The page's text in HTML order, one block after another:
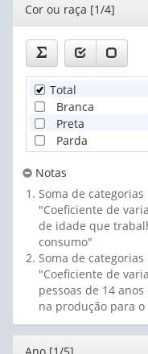
Editor
Cor ou raça [1/4]
Total
Branca
Preta
Parda
Notas
Soma de
"Coeficiente de
de idade que
consumo"
Soma de
"Coeficiente de
pessoas de 14
na produção para
Editor